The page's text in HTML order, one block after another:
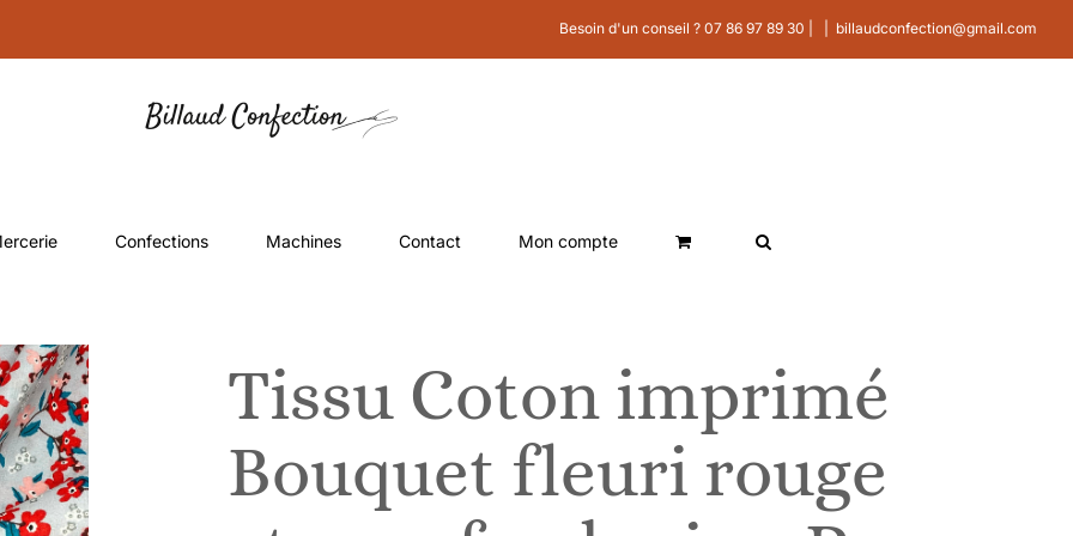
Besoin d'un conseil ? 07 86 97 89 30 | billaudconfection@gmail.com
Confections Machines Contact Mon compte
Tissu Coton imprimé
Bouquet fleuri rouge